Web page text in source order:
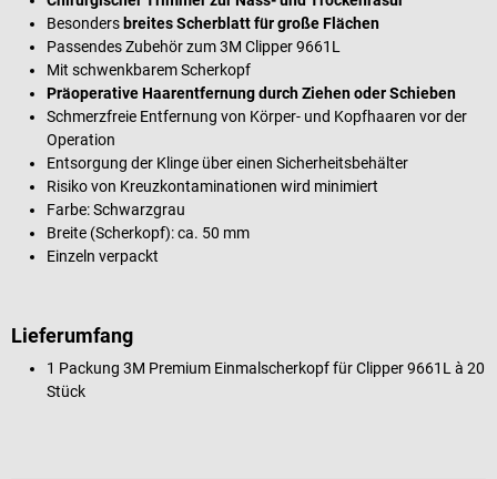
Besonders breites Scherblatt für große Flächen
Passendes Zubehör zum 3M Clipper 9661L
Mit schwenkbarem Scherkopf
Präoperative Haarentfernung durch Ziehen oder Schieben
Schmerzfreie Entfernung von Körper- und Kopfhaaren vor der
Operation
Entsorgung der Klinge über einen Sicherheitsbehälter
Risiko von Kreuzkontaminationen wird minimiert
Farbe: Schwarzgrau
Breite (Scherkopf): ca. 50 mm
Einzeln verpackt
Lieferumfang
1 Packung 3M Premium Einmalscherkopf für Clipper 9661L à 20
Stück